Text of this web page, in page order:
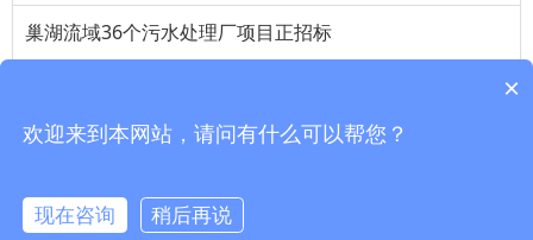
巢湖流域36个污水处理厂项目正招标
高纯度氟化氢生产工艺
生命之源水处理行业基本知识13细则
×
欢迎来到本网站，请问有什么可以帮您？
现在咨询 稍后再说